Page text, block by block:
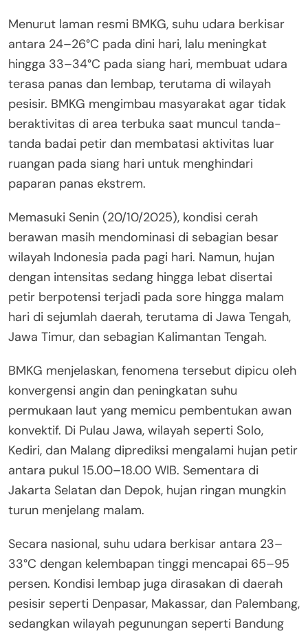
Menurut laman resmi BMKG, suhu udara berkisar
antara 24–26°C pada dini hari, lalu meningkat
hingga 33–34°C pada siang hari, membuat udara
terasa panas dan lembap, terutama di wilayah
pesisir. BMKG mengimbau masyarakat agar tidak
beraktivitas di area terbuka saat muncul tanda-
tanda badai petir dan membatasi aktivitas luar
ruangan pada siang hari untuk menghindari
paparan panas ekstrem.
Memasuki Senin (20/10/2025), kondisi cerah
berawan masih mendominasi di sebagian besar
wilayah Indonesia pada pagi hari. Namun, hujan
dengan intensitas sedang hingga lebat disertai
petir berpotensi terjadi pada sore hingga malam
hari di sejumlah daerah, terutama di Jawa Tengah,
Jawa Timur, dan sebagian Kalimantan Tengah.
BMKG menjelaskan, fenomena tersebut dipicu oleh
konvergensi angin dan peningkatan suhu
permukaan laut yang memicu pembentukan awan
konvektif. Di Pulau Jawa, wilayah seperti Solo,
Kediri, dan Malang diprediksi mengalami hujan petir
antara pukul 15.00–18.00 WIB. Sementara di
Jakarta Selatan dan Depok, hujan ringan mungkin
turun menjelang malam.
Secara nasional, suhu udara berkisar antara 23–
33°C dengan kelembapan tinggi mencapai 65–95
persen. Kondisi lembap juga dirasakan di daerah
pesisir seperti Denpasar, Makassar, dan Palembang,
sedangkan wilayah pegunungan seperti Bandung